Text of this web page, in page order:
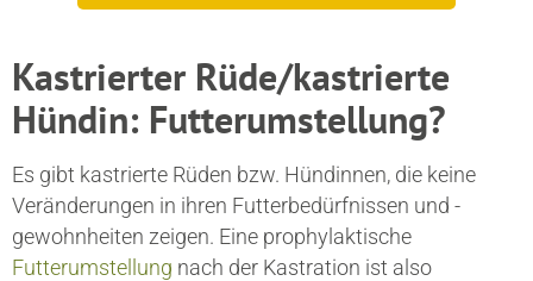
Kastrierter Rüde/kastrierte
Hündin: Futterumstellung?
Es gibt kastrierte Rüden bzw. Hündinnen, die keine
Veränderungen in ihren Futterbedürfnissen und -
gewohnheiten zeigen. Eine prophylaktische
Futterumstellung nach der Kastration ist also